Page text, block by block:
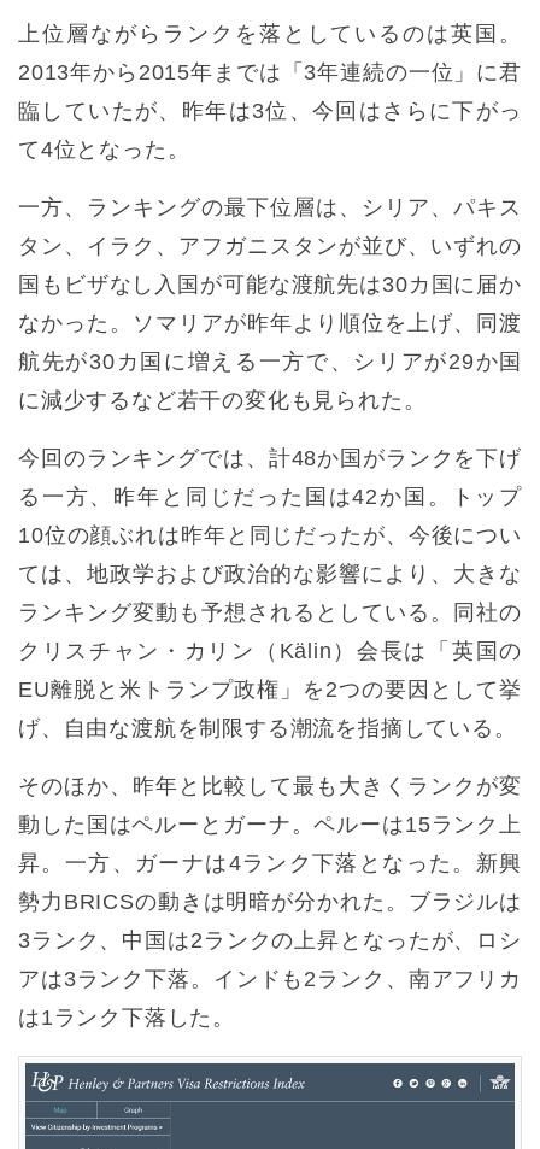
上位層ながらランクを落としているのは英国。
2013年から2015年までは「3年連続の一位」に君
臨していたが、昨年は3位、今回はさらに下がっ
て4位となった。
一方、ランキングの最下位層は、シリア、パキス
タン、イラク、アフガニスタンが並び、いずれの
国もビザなし入国が可能な渡航先は30カ国に届か
なかった。ソマリアが昨年より順位を上げ、同渡
航先が30カ国に増える一方で、シリアが29か国
に減少するなど若干の変化も見られた。
今回のランキングでは、計48か国がランクを下げ
る一方、昨年と同じだった国は42か国。トップ
10位の顔ぶれは昨年と同じだったが、今後につい
ては、地政学および政治的な影響により、大きな
ランキング変動も予想されるとしている。同社の
クリスチャン・カリン（Kälin）会長は「英国の
EU離脱と米トランプ政権」を2つの要因として挙
げ、自由な渡航を制限する潮流を指摘している。
そのほか、昨年と比較して最も大きくランクが変
動した国はペルーとガーナ。ペルーは15ランク上
昇。一方、ガーナは4ランク下落となった。新興
勢力BRICSの動きは明暗が分かれた。ブラジルは
3ランク、中国は2ランクの上昇となったが、ロシ
アは3ランク下落。インドも2ランク、南アフリカ
は1ランク下落した。